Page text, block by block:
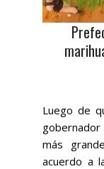
Luego de
gobernador
más
acuerdo a